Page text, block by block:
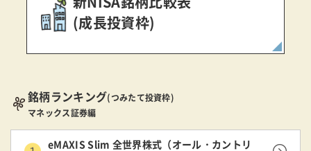
(成長投資枠)
銘柄ランキング(つみたて投資枠)
マネックス証券編
eMAXIS Slim 全世界株式（オール・カントリ